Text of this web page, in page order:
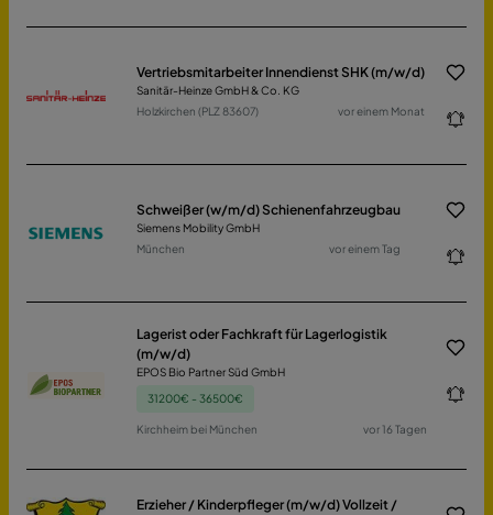
Vertriebsmitarbeiter Innendienst SHK (m/w/d)
Sanitär-Heinze GmbH & Co. KG
Holzkirchen (PLZ 83607)
vor einem Monat
Schweißer (w/m/d) Schienenfahrzeugbau
Siemens Mobility GmbH
München
vor einem Tag
Lagerist oder Fachkraft für Lagerlogistik
(m/w/d)
EPOS Bio Partner Süd GmbH
31200€ - 36500€
Kirchheim bei München vor 16 Tagen
Erzieher / Kinderpfleger (m/w/d) Vollzeit /